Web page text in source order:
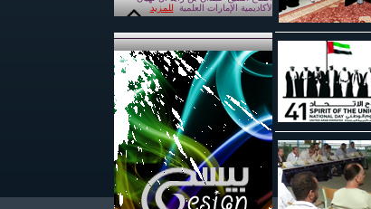
لأكاديمية الإمارات العلمية للمزيد